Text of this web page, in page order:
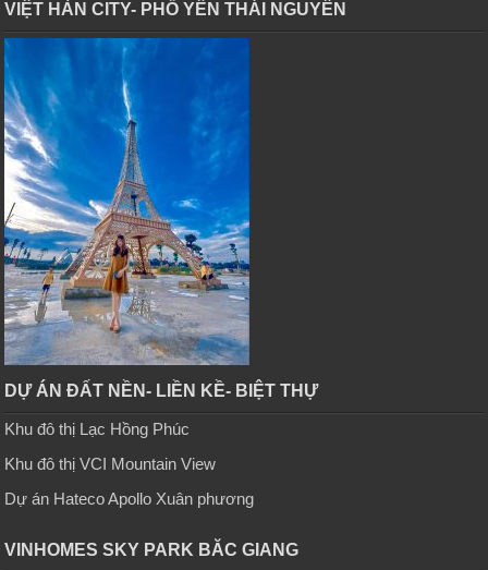
VIỆT HÀN CITY- PHỔ YÊN THÁI NGUYÊN
DỰ ÁN ĐẤT NỀN- LIỀN KỀ- BIỆT THỰ
Khu đô thị Lạc Hồng Phúc
Khu đô thị VCI Mountain View
Dự án Hateco Apollo Xuân phương
VINHOMES SKY PARK BĂC GIANG